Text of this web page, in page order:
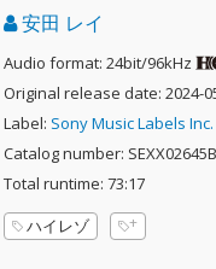
安田 レイ
Audio format: 24bit/96kHz
Original release date: 2024-
Label: Sony Music Labels Inc.
Catalog number:
Total runtime: 73:17
ハイレゾ